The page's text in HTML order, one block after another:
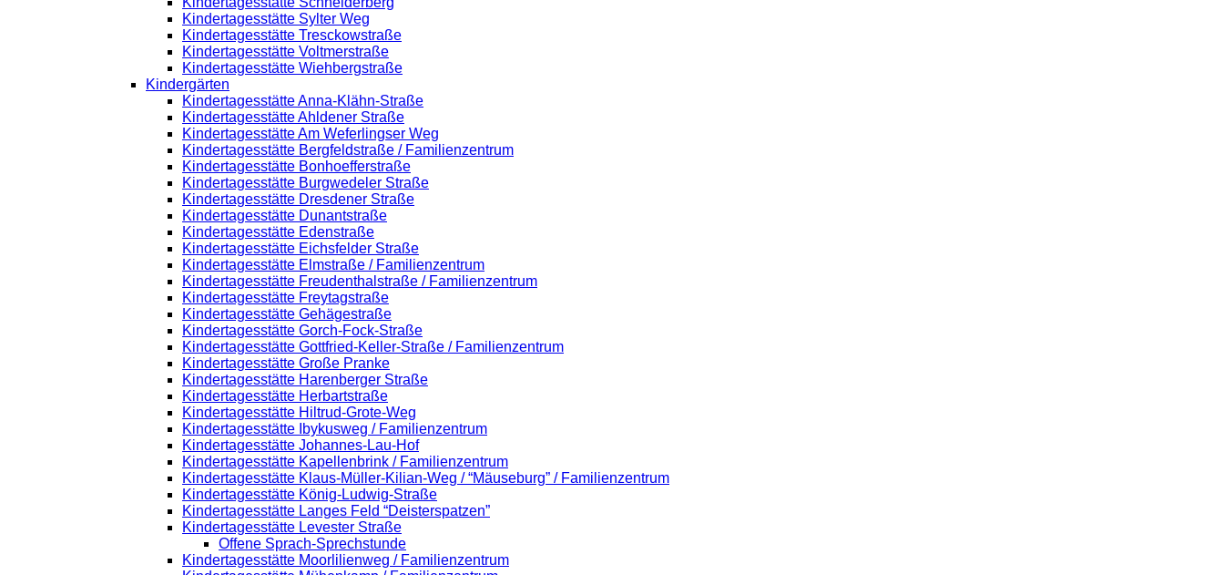
Kindertagesstätte Sylter Weg
Kindertagesstätte Tresckowstraße
Kindertagesstätte Voltmerstraße
Kindertagesstätte Wiehbergstraße
Kindergärten
Kindertagesstätte Anna-Klähn-Straße
Kindertagesstätte Ahldener Straße
Kindertagesstätte Am Weferlingser Weg
Kindertagesstätte Bergfeldstraße / Familienzentrum
Kindertagesstätte Bonhoefferstraße
Kindertagesstätte Burgwedeler Straße
Kindertagesstätte Dresdener Straße
Kindertagesstätte Dunantstraße
Kindertagesstätte Edenstraße
Kindertagesstätte Eichsfelder Straße
Kindertagesstätte Elmstraße / Familienzentrum
Kindertagesstätte Freudenthalstraße / Familienzentrum
Kindertagesstätte Freytagstraße
Kindertagesstätte Gehägestraße
Kindertagesstätte Gorch-Fock-Straße
Kindertagesstätte Gottfried-Keller-Straße / Familienzentrum
Kindertagesstätte Große Pranke
Kindertagesstätte Harenberger Straße
Kindertagesstätte Herbartstraße
Kindertagesstätte Hiltrud-Grote-Weg
Kindertagesstätte Ibykusweg / Familienzentrum
Kindertagesstätte Johannes-Lau-Hof
Kindertagesstätte Kapellenbrink / Familienzentrum
Kindertagesstätte Klaus-Müller-Kilian-Weg / “Mäuseburg” / Familienzentrum
Kindertagesstätte König-Ludwig-Straße
Kindertagesstätte Langes Feld “Deisterspatzen”
Kindertagesstätte Levester Straße
Offene Sprach-Sprechstunde
Kindertagesstätte Moorlilienweg / Familienzentrum